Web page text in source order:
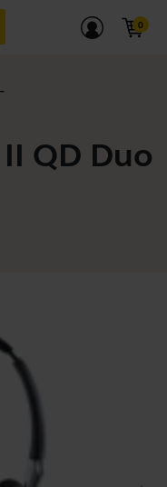
QD Duo